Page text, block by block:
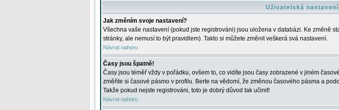
Uživatelská nastavení
Jak změním svoje nastavení?
Všechna vaše nastavení (pokud jste registrováni) jsou uložena v databázi. Ke změně
stránky, ale nemusí to být pravidlem). Takto si můžete změnit veškerá svá nastavení.
Návrat nahoru
Časy jsou špatně!
Časy jsou téměř vždy v pořádku, ovšem to, co vidíte jsou časy zobrazené v jiném
změňte si časové pásmo v profilu. Berte na vědomí, že změnou časového pásma a
Takže pokud nejste registrováni, toto je dobrý důvod tak učinit!
Návrat nahoru